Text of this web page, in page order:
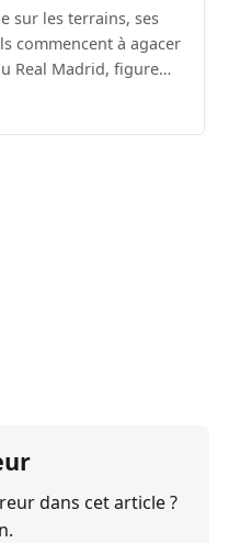
sur les terrains, ses
commencent à agacer
Real Madrid, figure…
dans cet article ?